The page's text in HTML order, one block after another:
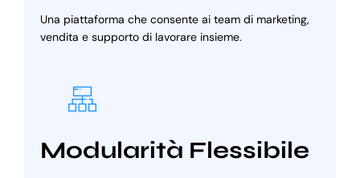
Una piattaforma che consente ai team di marketing,
vendita e supporto di lavorare insieme.
Modularità Flessibile